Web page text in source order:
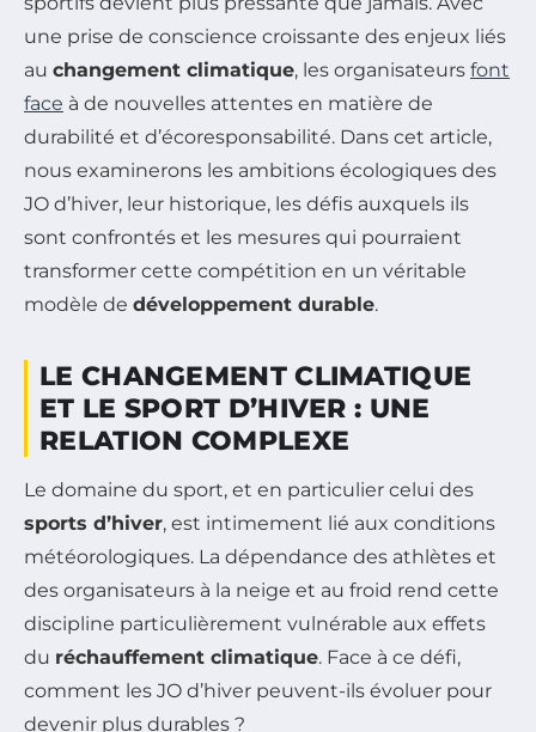
une prise de conscience croissante des enjeux liés
au changement climatique, les organisateurs font
face à de nouvelles attentes en matière de
durabilité et d’écoresponsabilité. Dans cet article,
nous examinerons les ambitions écologiques des
JO d’hiver, leur historique, les défis auxquels ils
sont confrontés et les mesures qui pourraient
transformer cette compétition en un véritable
modèle de développement durable.
LE CHANGEMENT CLIMATIQUE
ET LE SPORT D’HIVER : UNE
RELATION COMPLEXE
Le domaine du sport, et en particulier celui des
sports d’hiver, est intimement lié aux conditions
météorologiques. La dépendance des athlètes et
des organisateurs à la neige et au froid rend cette
discipline particulièrement vulnérable aux effets
du réchauffement climatique. Face à ce défi,
comment les JO d’hiver peuvent-ils évoluer pour
devenir plus durables ?